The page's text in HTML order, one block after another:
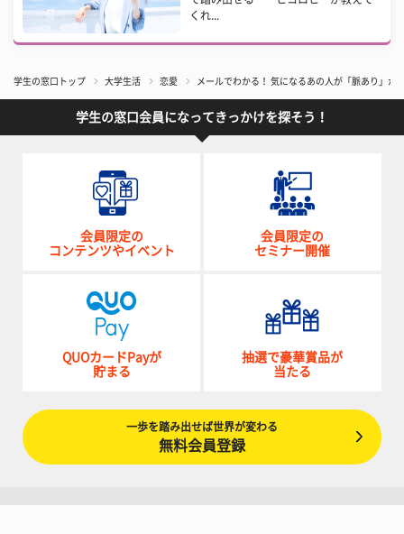
くれ...
学生の窓口トップ 大学生活 恋愛 メールでわかる！ 気になるあの人が「脈あり」か
学生の窓口会員になってきっかけを探そう！
会員限定の
コンテンツやイベント
会員限定の
セミナー開催
QUOカードPayが
貯まる
抽選で豪華賞品が
当たる
一歩を踏み出せば世界が変わる
無料会員登録